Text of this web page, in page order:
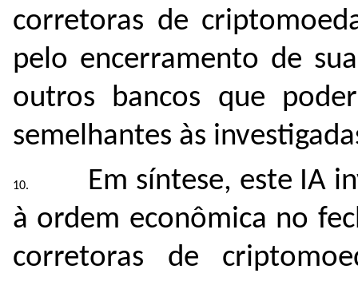
corretoras de
pelo encerramento de
outros bancos que
semelhantes às
Em síntese, este IA
à ordem econômica no
corretoras de